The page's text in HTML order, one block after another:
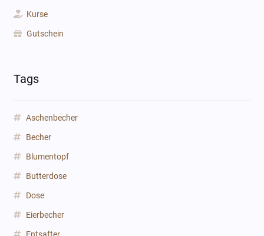
Kurse
Gutschein
Tags
Aschenbecher
Becher
Blumentopf
Butterdose
Dose
Eierbecher